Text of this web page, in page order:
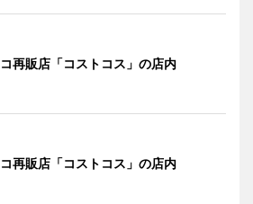
再販店「コストコス」の店内
再販店「コストコス」の店内